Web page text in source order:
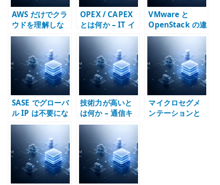
AWS だけでクラ
ウドを理解しな
い – パブリック
クラウドと運用
モデルを分けて
考える
OPEX / CAPEX
とは何か – IT イ
ンフラとクラウ
ド費用を資産か
費用かで考える
VMware と
OpenStack の違
い – 仮想化基盤
とクラウド基盤
を同じものとし
て扱わない
SASE でグローバ
ル IP は不要にな
るのか – 外部公
開点と責任分界
で考える
技術力が高いと
は何か – 通信キ
ャリア、ISP、
SIer の評価軸を
分けて考える
マイクロセグメ
ンテーションと